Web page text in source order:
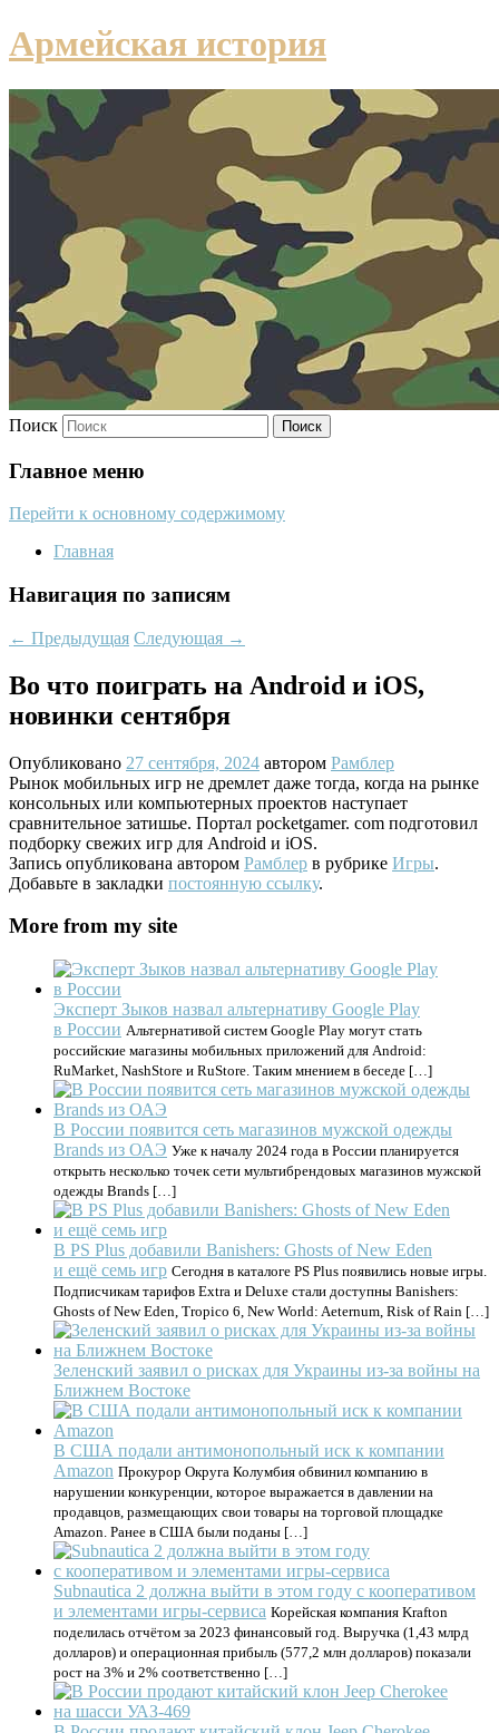
Армейская история
Поиск
Главное меню
Перейти к основному содержимому
Главная
Навигация по записям
← Предыдущая Следующая →
Во что поиграть на Android и iOS,
новинки сентября
Опубликовано 27 сентября, 2024 автором Рамблер
Рынок мобильных игр не дремлет даже тогда, когда на рынке
консольных или компьютерных проектов наступает
сравнительное затишье. Портал pocketgamer. com подготовил
подборку свежих игр для Android и iOS.
Запись опубликована автором Рамблер в рубрике Игры.
Добавьте в закладки постоянную ссылку.
More from my site
Эксперт Зыков назвал альтернативу Google Play
в России Альтернативой систем Google Play могут стать
российские магазины мобильных приложений для Android:
RuMarket, NashStore и RuStore. Таким мнением в беседе […]
В России появится сеть магазинов мужской одежды
Brands из ОАЭ Уже к началу 2024 года в России планируется
открыть несколько точек сети мультибрендовых магазинов мужской
одежды Brands […]
В PS Plus добавили Banishers: Ghosts of New Eden
и ещё семь игр Сегодня в каталоге PS Plus появились новые игры.
Подписчикам тарифов Extra и Deluxe стали доступны Banishers:
Ghosts of New Eden, Tropico 6, New World: Aeternum, Risk of Rain […]
Зеленский заявил о рисках для Украины из-за войны на
Ближнем Востоке
В США подали антимонопольный иск к компании
Amazon Прокурор Округа Колумбия обвинил компанию в
нарушении конкуренции, которое выражается в давлении на
продавцов, размещающих свои товары на торговой площадке
Amazon. Ранее в США были поданы […]
Subnautica 2 должна выйти в этом году с кооперативом
и элементами игры-сервиса Корейская компания Krafton
поделилась отчётом за 2023 финансовый год. Выручка (1,43 млрд
долларов) и операционная прибыль (577,2 млн долларов) показали
рост на 3% и 2% соответственно […]